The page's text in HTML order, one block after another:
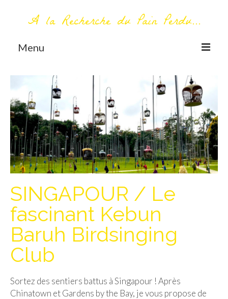
A la Recherche du Pain Perdu...
Menu
TOUT COMMENCE ICI
Première visite – A propos
Me contacter
AUTOUR DU MONDE
AFRIQUE
AMERIQUE DU SUD
Bolivie
Isla del Sol
Salar d’Uyuni
SINGAPOUR / Le
fascinant Kebun
Baruh Birdsinging
Club
Sortez des sentiers battus à Singapour ! Après
Chinatown et Gardens by the Bay, je vous propose de